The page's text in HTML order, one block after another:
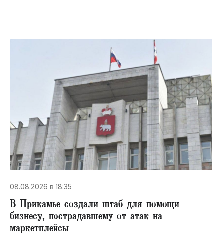
08.08.2026 в 18:35
В Прикамье создали штаб для помощи
бизнесу, пострадавшему от атак на
маркетплейсы